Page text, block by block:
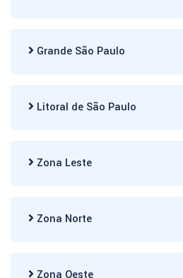
Grande São Paulo
Litoral de São Paulo
Zona Leste
Zona Norte
Zona Oeste